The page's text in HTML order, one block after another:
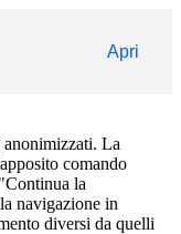
Apri
La
comando
la
navigazione in
diversi da quelli